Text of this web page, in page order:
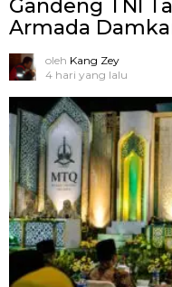
Gandeng TNI
Armada
oleh Kang Zey
4 hari yang lalu